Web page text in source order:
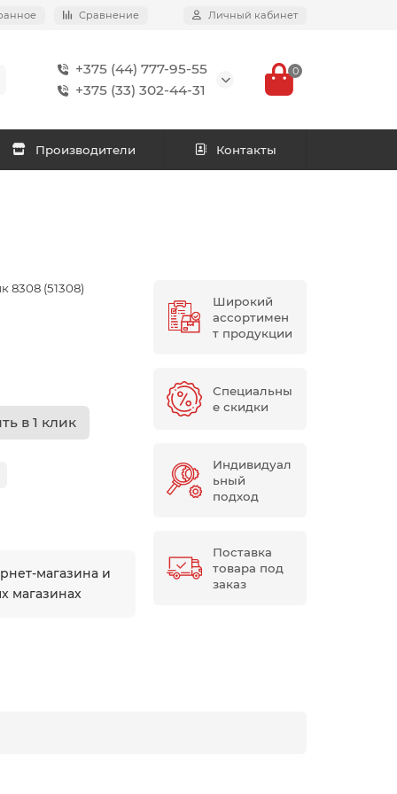
Сравнение Личный кабинет
+375 (44) 777-95-55
+375 (33) 302-44-31
0
Производители Контакты
8308 (51308)
в 1 клик
магазина и
магазинах
Широкий
ассортимен
т продукции
Специальны
е скидки
Индивидуал
ьный
подход
Поставка
товара под
заказ